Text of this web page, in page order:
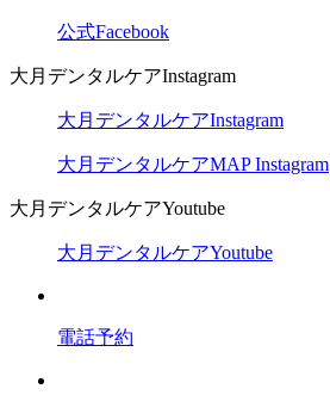
公式Facebook
大月デンタルケアInstagram
大月デンタルケアInstagram
大月デンタルケアMAP Instagram
大月デンタルケアYoutube
大月デンタルケアYoutube
電話予約